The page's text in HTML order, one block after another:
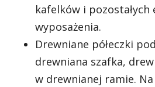
kafelków i
wyposażenia.
Drewniane półeczki
drewniana szafka,
w drewnianej ramie.